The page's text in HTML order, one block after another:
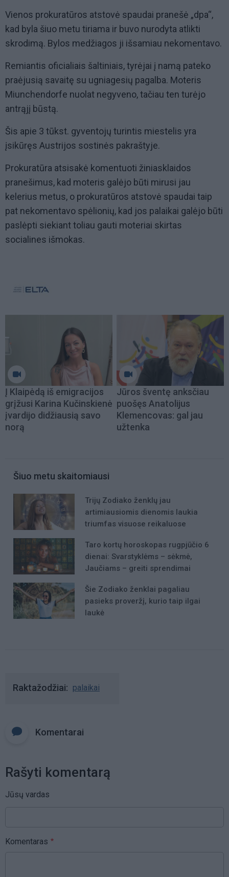
Vienos prokuratūros atstovė spaudai pranešė „dpa“,
kad byla šiuo metu tiriama ir buvo nurodyta atlikti
skrodimą. Bylos medžiagos ji išsamiau nekomentavo.
Remiantis oficialiais šaltiniais, tyrėjai į namą pateko
praėjusią savaitę su ugniagesių pagalba. Moteris
Miunchendorfe nuolat negyveno, tačiau ten turėjo
antrąjį būstą.
Šis apie 3 tūkst. gyventojų turintis miestelis yra
įsikūręs Austrijos sostinės pakraštyje.
Prokuratūra atsisakė komentuoti žiniasklaidos
pranešimus, kad moteris galėjo būti mirusi jau
kelerius metus, o prokuratūros atstovė spaudai taip
pat nekomentavo spėlionių, kad jos palaikai galėjo būti
paslėpti siekiant toliau gauti moteriai skirtas
socialines išmokas.
Į Klaipėdą iš emigracijos
grįžusi Karina Kučinskienė
įvardijo didžiausią savo
norą
Jūros šventę anksčiau
puošęs Anatolijus
Klemencovas: gal jau
užtenka
Šiuo metu skaitomiausi
Trijų Zodiako ženklų jau
artimiausiomis dienomis laukia
triumfas visuose reikaluose
Taro kortų horoskopas rugpjūčio 6
dienai: Svarstyklėms – sėkmė,
Jaučiams – greiti sprendimai
Šie Zodiako ženklai pagaliau
pasieks proveržį, kurio taip ilgai
laukė
Raktažodžiai palaikai
Komentarai
Rašyti komentarą
Jūsų vardas
Komentaras